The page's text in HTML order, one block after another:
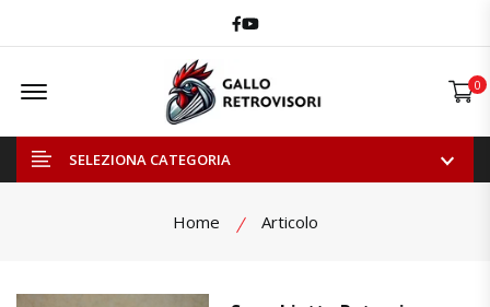
Facebook
Youtube
Offcanvas Menu Open 0
SELEZIONA CATEGORIA
Home Articolo